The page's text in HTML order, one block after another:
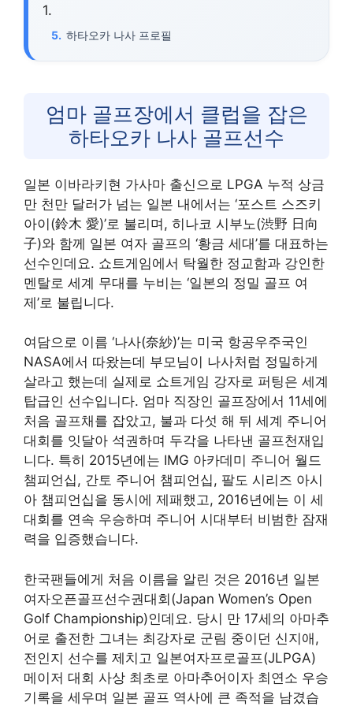
하타오카 나사 프로필
엄마 골프장에서 클럽을 잡은
하타오카 나사 골프선수
일본 이바라키현 가사마 출신으로 LPGA 누적 상금
만 천만 달러가 넘는 일본 내에서는 ‘포스트 스즈키
아이(鈴木 愛)’로 불리며, 히나코 시부노(渋野 日向
子)와 함께 일본 여자 골프의 ‘황금 세대’를 대표하는
선수인데요. 쇼트게임에서 탁월한 정교함과 강인한
멘탈로 세계 무대를 누비는 ‘일본의 정밀 골프 여
제’로 불립니다.
여담으로 이름 ‘나사(奈紗)’는 미국 항공우주국인
NASA에서 따왔는데 부모님이 나사처럼 정밀하게
살라고 했는데 실제로 쇼트게임 강자로 퍼팅은 세계
탑급인 선수입니다. 엄마 직장인 골프장에서 11세에
처음 골프채를 잡았고, 불과 다섯 해 뒤 세계 주니어
대회를 잇달아 석권하며 두각을 나타낸 골프천재입
니다. 특히 2015년에는 IMG 아카데미 주니어 월드
챔피언십, 간토 주니어 챔피언십, 팔도 시리즈 아시
아 챔피언십을 동시에 제패했고, 2016년에는 이 세
대회를 연속 우승하며 주니어 시대부터 비범한 잠재
력을 입증했습니다.
한국팬들에게 처음 이름을 알린 것은 2016년 일본
여자오픈골프선수권대회(Japan Women’s Open
Golf Championship)인데요. 당시 만 17세의 아마추
어로 출전한 그녀는 최강자로 군림 중이던 신지애,
전인지 선수를 제치고 일본여자프로골프(JLPGA)
메이저 대회 사상 최초로 아마추어이자 최연소 우승
기록을 세우며 일본 골프 역사에 큰 족적을 남겼습